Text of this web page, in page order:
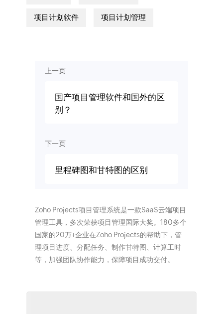
项目计划软件 项目计划管理
上一页
国产项目管理软件和国外的区
别？
下一页
里程碑图和甘特图的区别
Zoho Projects项目管理系统是一款SaaS云端项目
管理工具，多次荣获项目管理国际大奖。180多个
国家的20万+企业在Zoho Projects的帮助下，管
理项目进度、分配任务、制作甘特图、计算工时
等，加强团队协作能力，保障项目成功交付。